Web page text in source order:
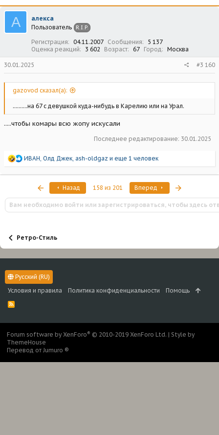
А алекса
Пользователь R.I.P.
Регистрация 04.11.2007 Сообщения
5 137
Оценка реакций
3 602 Возраст 67 Город Москва
30.01.2025 #3 160
gazovod сказал(а):
..........на 67 с девушкой куда-нибудь в Карелию или на Урал.
.....чтобы комары всю жопу искусали
Последнее редактирование: 30.01.2025
Р
а
и
и
:
ИВАН Олд Джек ash-oldgaz и еще 1 человек
ПервыйНазад 158 из 201 Вперед
Вам необходимо войти или зарегистрироваться, чтобы здесь
Ретро-Стиль
Русский (RU)
Условия и правила
Политика конфиденциальности Помощь
R
S
Forum software by XenForo® © 2010-2019 XenForo Ltd. | Style by
ThemeHouse
Перевод от Jumuro ®